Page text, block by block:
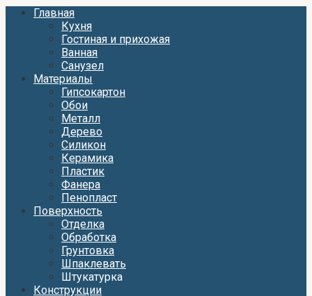
Главная
Кухня
Гостиная и прихожая
Ванная
Санузел
Материалы
Гипсокартон
Обои
Металл
Дерево
Силикон
Керамика
Пластик
Фанера
Пенопласт
Поверхность
Отделка
Обработка
Грунтовка
Шпаклевать
Штукатурка
Конструкции